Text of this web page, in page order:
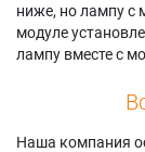
ниже, но лампу с
модуле
лампу вместе с
Наша компания